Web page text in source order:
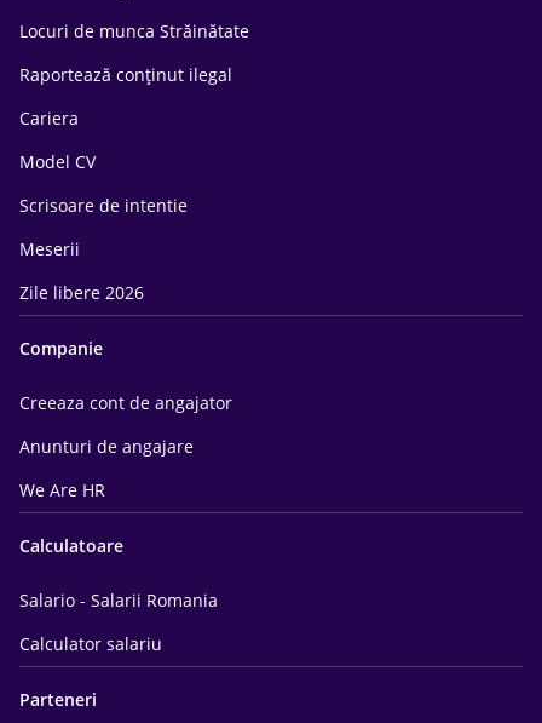
Locuri de munca Străinătate
Raportează conținut ilegal
Cariera
Model CV
Scrisoare de intentie
Meserii
Zile libere 2026
Companie
Creeaza cont de angajator
Anunturi de angajare
We Are HR
Calculatoare
Salario - Salarii Romania
Calculator salariu
Parteneri